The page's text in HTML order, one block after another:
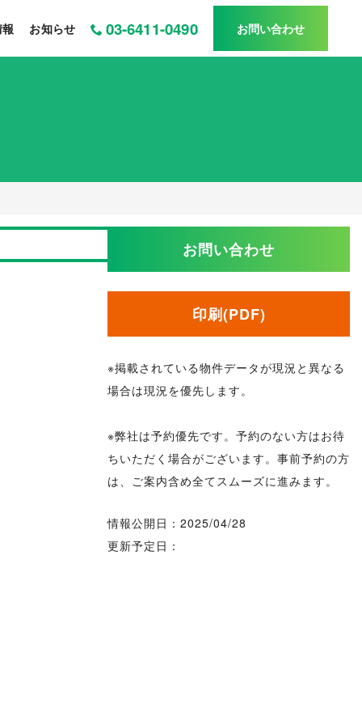
お知らせ 03-6411-0490 お問い合わせ
お問い合わせ
印刷(PDF)
※掲載されている物件データが現況と異なる
場合は現況を優先します。
※弊社は予約優先です。予約のない方はお待
ちいただく場合がございます。事前予約の方
は、ご案内含め全てスムーズに進みます。
情報公開日：2025/04/28
更新予定日：